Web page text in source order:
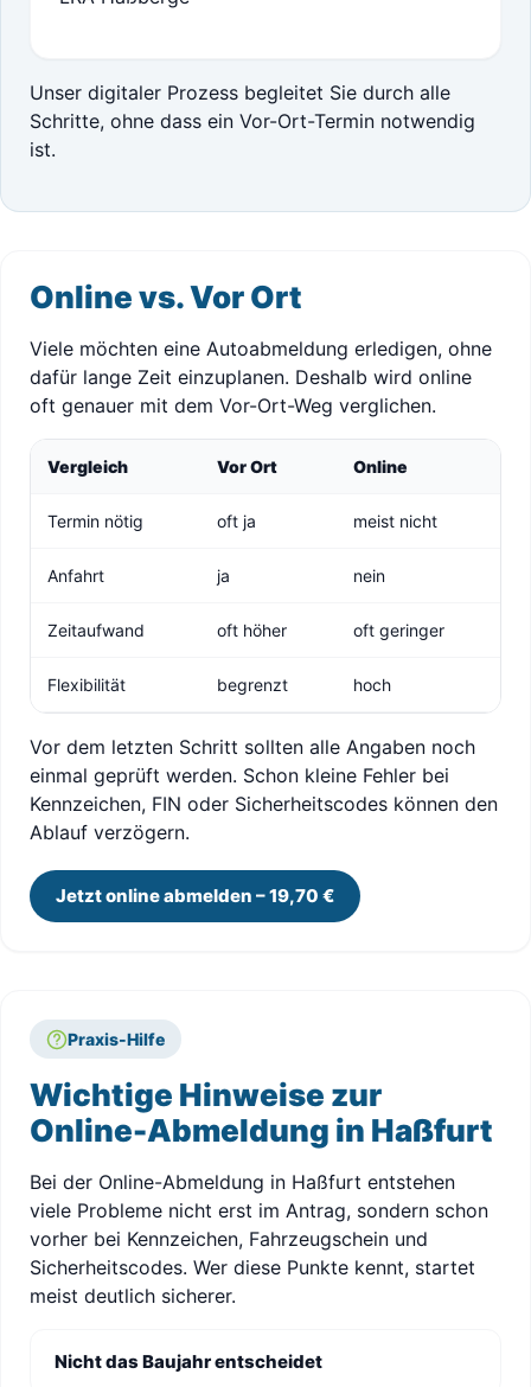
Unser digitaler Prozess begleitet Sie durch alle
Schritte, ohne dass ein Vor-Ort-Termin notwendig
ist.
Online vs. Vor Ort
Viele möchten eine Autoabmeldung erledigen, ohne
dafür lange Zeit einzuplanen. Deshalb wird online
oft genauer mit dem Vor-Ort-Weg verglichen.
Vergleich Vor Ort Online
Termin nötig oft ja meist nicht
Anfahrt ja nein
Zeitaufwand oft höher oft geringer
Flexibilität begrenzt hoch
Vor dem letzten Schritt sollten alle Angaben noch
einmal geprüft werden. Schon kleine Fehler bei
Kennzeichen, FIN oder Sicherheitscodes können den
Ablauf verzögern.
Jetzt online abmelden – 19,70 €
Praxis-Hilfe
Wichtige Hinweise zur
Online-Abmeldung in Haßfurt
Bei der Online-Abmeldung in Haßfurt entstehen
viele Probleme nicht erst im Antrag, sondern schon
vorher bei Kennzeichen, Fahrzeugschein und
Sicherheitscodes. Wer diese Punkte kennt, startet
meist deutlich sicherer.
Nicht das Baujahr entscheidet